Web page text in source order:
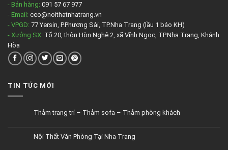
- Bán hàng: 091 57 67 977
- Email: ceo@noithatnhatrang.vn
- VPGD: 77 Yersin, P.Phương Sài, TP.Nha Trang (lầu 1 báo KH)
- Xưởng SX: Tổ 20, thôn Hòn Nghê 2, xã Vĩnh Ngọc, TP.Nha Trang, Khánh
Hòa
TIN TỨC MỚI
Thảm trang trí – Thảm sofa – Thảm phòng khách
Nội Thất Văn Phòng Tại Nha Trang